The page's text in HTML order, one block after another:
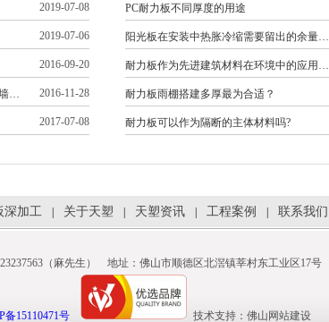
2019-07-08 PC耐力板不同厚度的用途
2019-07-06 阳光板在安装中热胀冷缩需要留出的余量…
2016-09-20 耐力板作为先进建筑材料在环境中的应用…
墙… 2016-11-28 耐力板雨棚搭建多厚最为合适？
2017-07-08 耐力板可以作为隔断的主体材料吗?
深加工 关于天塑 天塑资讯 工程案例 联系我们
（麻先生） 地址：佛山市顺德区北滘镇莘村东工业区17号
备15110471号 技术支持： 佛山网站建设